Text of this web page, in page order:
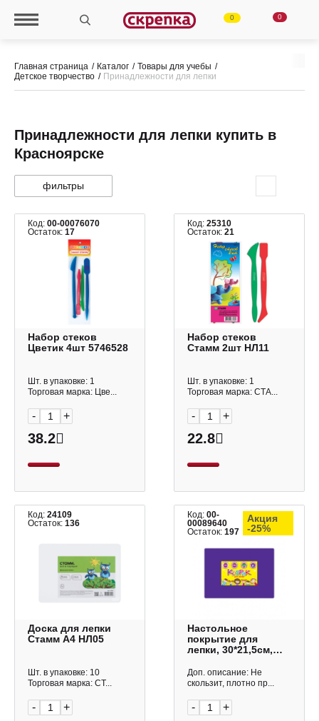
0 0
Главная страница Каталог
Товары для учебы
Детское творчество
Принадлежности для лепки
Принадлежности для лепки купить в
Красноярске
фильтры
Код: 00-00076070
Остаток: 17
Набор стеков
Цветик 4шт 5746528
Шт. в упаковке: 1
Торговая марка: Цве...
- +
38.2
Код:25310
Остаток:21
Набор стеков
Стамм 2шт НЛ11
Шт. в упаковке: 1
Торговая марка: СТА...
- +
22.8
Код: 24109
Остаток: 136
Доска для лепки
Стамм А4 НЛ05
Шт. в упаковке: 10
Торговая марка: СТ...
- +
Код:00-
00089640
Остаток:197
Акция
-25%
Настольное
покрытие для
лепки, 30*21,5см,
3220-510 ДПС
Доп. описание: Не
скользит, плотно пр...
- +